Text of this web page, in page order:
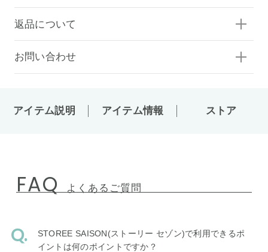
返品について
お問い合わせ
アイテム説明 アイテム情報 ストア
FAQ よくあるご質問
STOREE SAISON(ストーリー セゾン)で利用できるポ
イントは何のポイントですか？